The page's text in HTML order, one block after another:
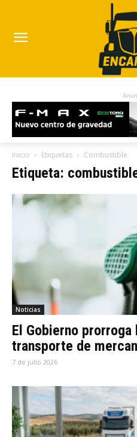
Inicio Etiquetas Combustible
Etiqueta:
Noticias
El Gobierno prorroga
transporte de
7 de julio 2026